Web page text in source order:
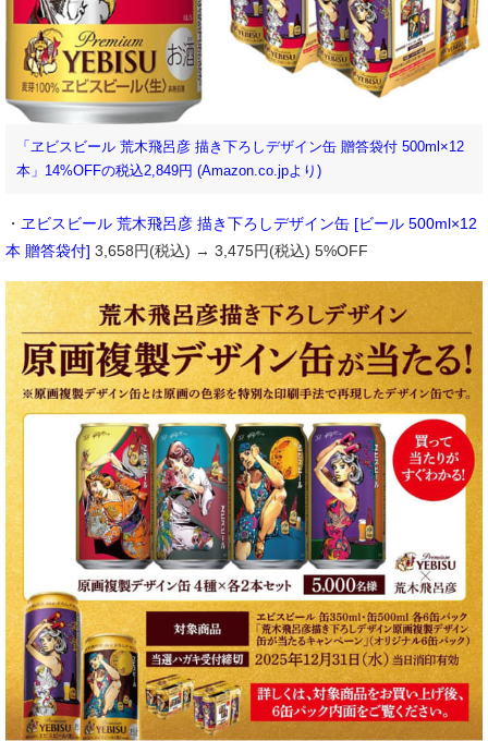
「ヱビスビール 荒木飛呂彦 描き下ろしデザイン缶 贈答袋付 500ml×12
本」14%OFFの税込2,849円 (Amazon.co.jpより)
・ ヱビスビール 荒木飛呂彦 描き下ろしデザイン缶 [ビール 500ml×12
本 贈答袋付] 3,658円(税込) → 3,475円(税込) 5%OFF